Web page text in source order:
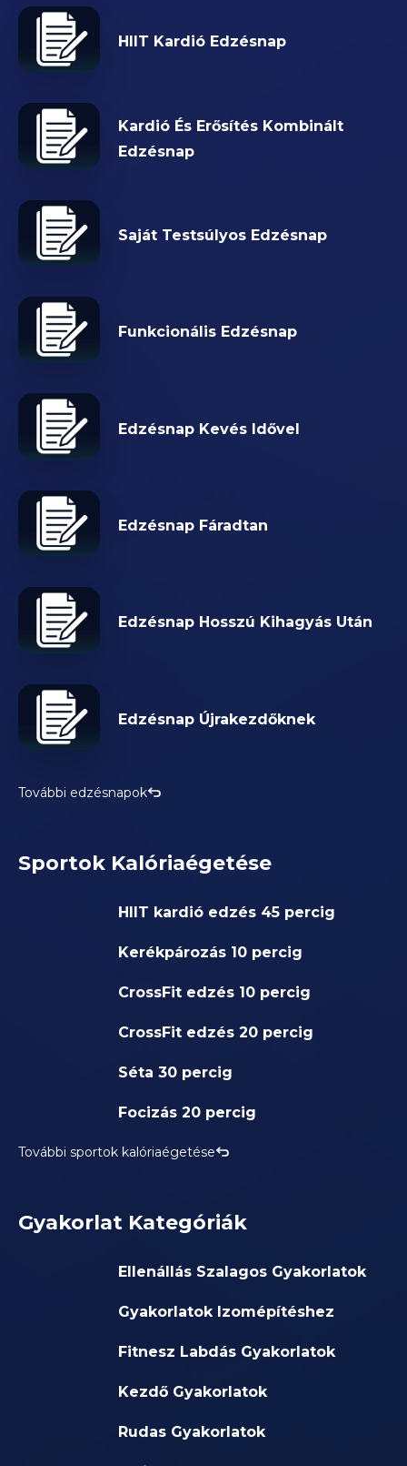
HIIT Kardió Edzésnap
Kardió És Erősítés Kombinált
Edzésnap
Saját Testsúlyos Edzésnap
Funkcionális Edzésnap
Edzésnap Kevés Idővel
Edzésnap Fáradtan
Edzésnap Hosszú Kihagyás Után
Edzésnap Újrakezdőknek
További edzésnapok
Sportok Kalóriaégetése
HIIT kardió edzés 45 percig
Kerékpározás 10 percig
CrossFit edzés 10 percig
CrossFit edzés 20 percig
Séta 30 percig
Focizás 20 percig
További sportok kalóriaégetése
Gyakorlat Kategóriák
Ellenállás Szalagos Gyakorlatok
Gyakorlatok Izomépítéshez
Fitnesz Labdás Gyakorlatok
Kezdő Gyakorlatok
Rudas Gyakorlatok